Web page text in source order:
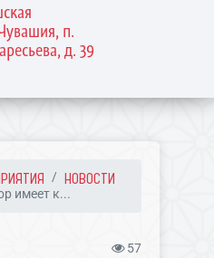
п.
д. 39
НОВОСТИ
имеет к...
57